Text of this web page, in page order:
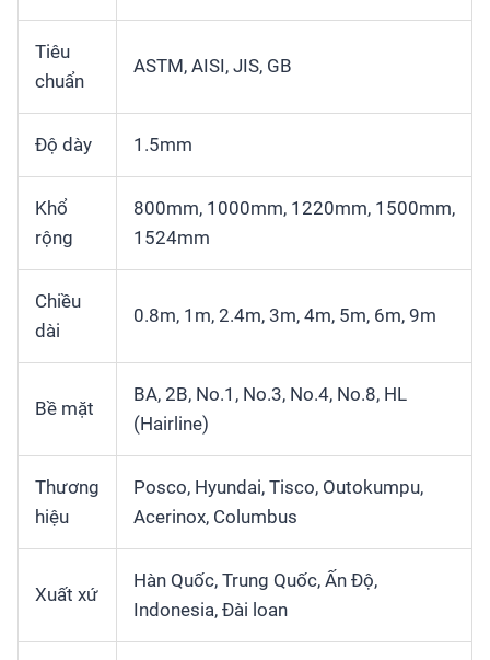
Tiêu
chuẩn
ASTM, AISI, JIS, GB
Độ dày 1.5mm
Khổ
rộng
800mm, 1000mm, 1220mm, 1500mm,
1524mm
Chiều
dài
0.8m, 1m, 2.4m, 3m, 4m, 5m, 6m, 9m
Bề mặt
BA, 2B, No.1, No.3, No.4, No.8, HL
(Hairline)
Thương
hiệu
Posco, Hyundai, Tisco, Outokumpu,
Acerinox, Columbus
Xuất xứ
Hàn Quốc, Trung Quốc, Ấn Độ,
Indonesia, Đài loan